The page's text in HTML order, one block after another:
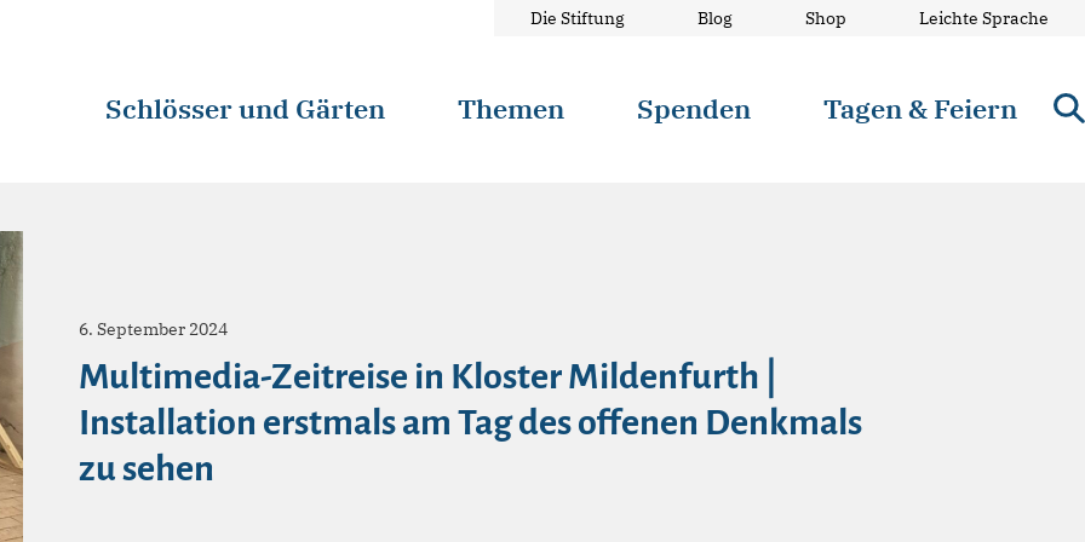
Die Stiftung Blog Shop Leichte Sprache
Schlösser und Gärten Themen Spenden Tagen & Feiern
6. September 2024
Multimedia-Zeitreise in Kloster Mildenfurth |
Installation erstmals am Tag des offenen Denkmals
zu sehen